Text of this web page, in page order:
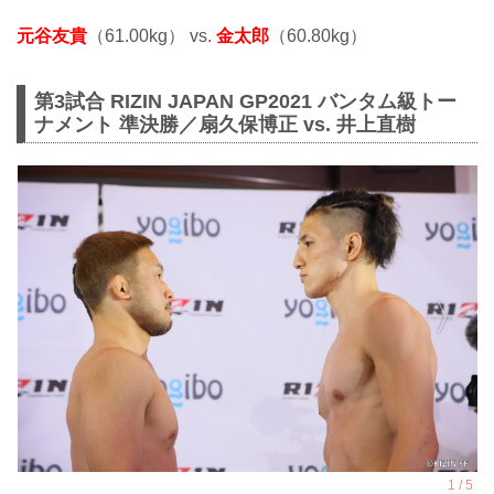
元谷友貴 （61.00kg） vs. 金太郎 （60.80kg）
第3試合 RIZIN JAPAN GP2021 バンタム級トー
ナメント 準決勝／扇久保博正 vs. 井上直樹